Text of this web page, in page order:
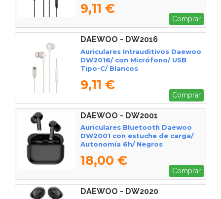
9,11 €
Comprar
DAEWOO - DW2016
Auriculares Intrauditivos Daewoo
DW2016/ con Micrófono/ USB
Tipo-C/ Blancos
9,11 €
Comprar
DAEWOO - DW2001
Auriculares Bluetooth Daewoo
DW2001 con estuche de carga/
Autonomía 6h/ Negros
18,00 €
Comprar
DAEWOO - DW2020